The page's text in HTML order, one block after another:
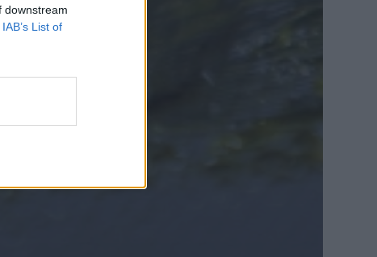
downstream
IAB’s List of